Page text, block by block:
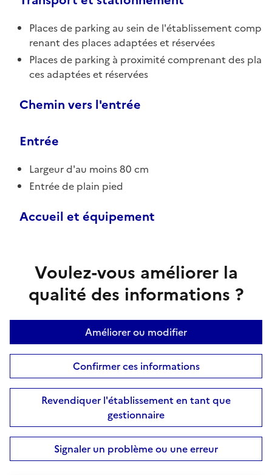
Places de parking au sein de l'établissement comp
renant des places adaptées et réservées
Places de parking à proximité comprenant des pla
ces adaptées et réservées
Chemin vers l'entrée
Entrée
Largeur d'au moins 80 cm
Entrée de plain pied
Accueil et équipement
Voulez-vous améliorer la
qualité des informations ?
Améliorer ou modifier
Confirmer ces informations
Revendiquer l'établissement en tant que
gestionnaire
Signaler un problème ou une erreur